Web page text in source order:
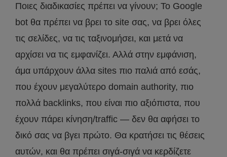
Ποιες διαδικασίες πρέπει να γίνουν; Το Google
bot θα πρέπει να βρει το site σας, να βρει όλες
τις σελίδες, να τις ταξινομήσει, και μετά να
αρχίσει να τις εμφανίζει. Αλλά στην εμφάνιση,
άμα υπάρχουν άλλα sites πιο παλιά από εσάς,
που έχουν μεγαλύτερο domain authority, πιο
πολλά backlinks, που είναι πιο αξιόπιστα, που
έχουν πάρει κίνηση/traffic — δεν θα αφήσει το
δικό σας να βγει πρώτο. Θα κρατήσει τις θέσεις
αυτών, και θα πρέπει σιγά-σιγά να κερδίζετε